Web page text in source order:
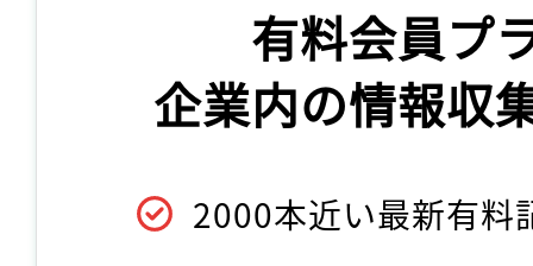
有料会員プ
企業内の情報収
2000本近い最新有料